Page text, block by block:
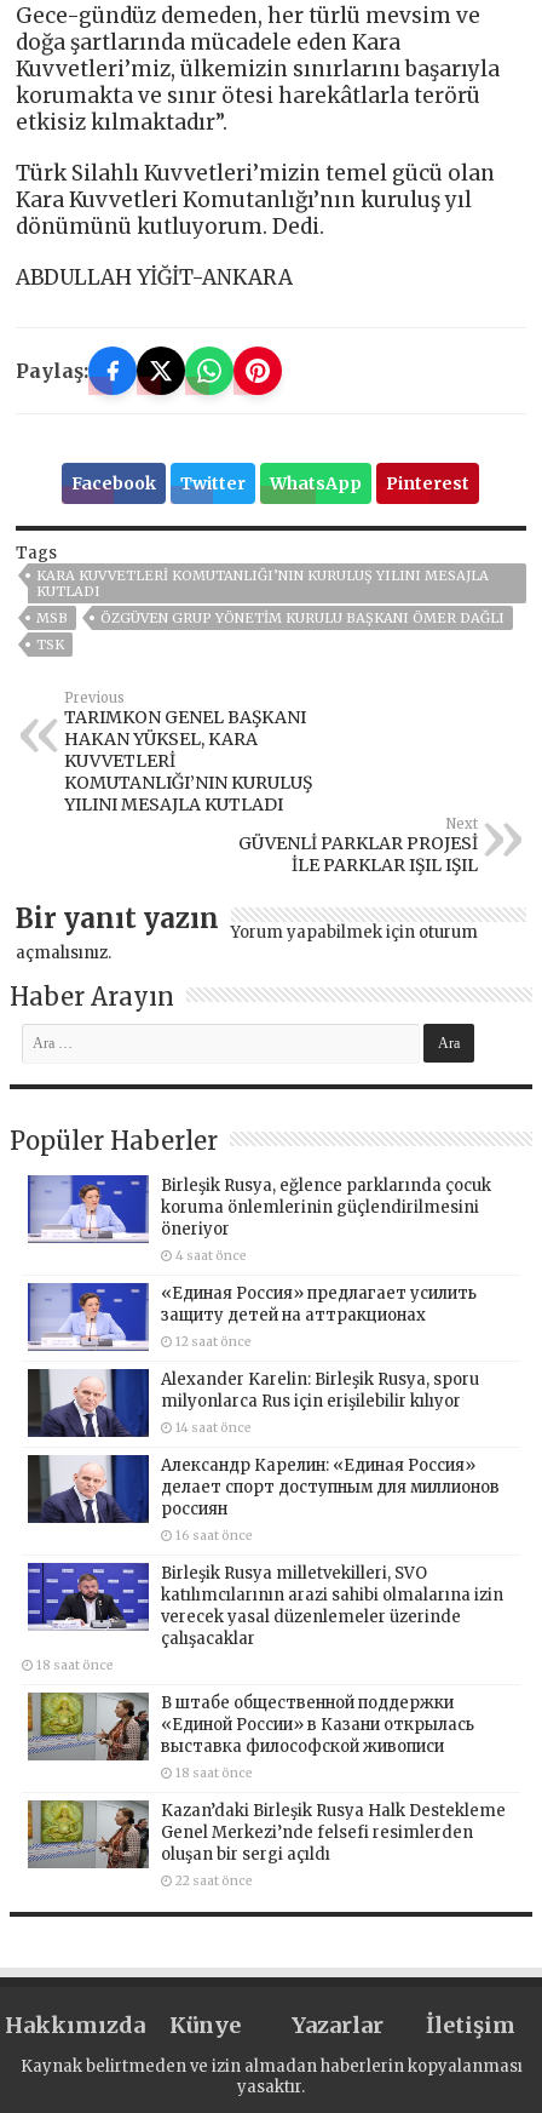
Gece-gündüz demeden, her türlü mevsim ve
doğa şartlarında mücadele eden Kara
Kuvvetleri’miz, ülkemizin sınırlarını başarıyla
korumakta ve sınır ötesi harekâtlarla terörü
etkisiz kılmaktadır”.
Türk Silahlı Kuvvetleri’mizin temel gücü olan
Kara Kuvvetleri Komutanlığı’nın kuruluş yıl
dönümünü kutluyorum. Dedi.
ABDULLAH YİĞİT-ANKARA
Paylaş:
Facebook Twitter WhatsApp Pinterest
Tags
KARA KUVVETLERİ KOMUTANLIĞI’NIN KURULUŞ YILINI MESAJLA
KUTLADI
MSB
ÖZGÜVEN GRUP YÖNETİM KURULU BAŞKANI ÖMER DAĞLI
TSK
Previous
TARIMKON GENEL BAŞKANI
HAKAN YÜKSEL, KARA
KUVVETLERİ
KOMUTANLIĞI’NIN KURULUŞ
YILINI MESAJLA KUTLADI
Next
GÜVENLİ PARKLAR PROJESİ
İLE PARKLAR IŞIL IŞIL
Bir yanıt yazın Yorum yapabilmek için oturum
açmalısınız.
Haber Arayın
Popüler Haberler
Birleşik Rusya, eğlence parklarında çocuk
koruma önlemlerinin güçlendirilmesini
öneriyor
4 saat önce
«Единая Россия» предлагает усилить
защиту детей на аттракционах
12 saat önce
Alexander Karelin: Birleşik Rusya, sporu
milyonlarca Rus için erişilebilir kılıyor
14 saat önce
Александр Карелин: «Единая Россия»
делает спорт доступным для миллионов
россиян
16 saat önce
Birleşik Rusya milletvekilleri, SVO
katılımcılarının arazi sahibi olmalarına izin
verecek yasal düzenlemeler üzerinde
çalışacaklar
18 saat önce
В штабе общественной поддержки
«Единой России» в Казани открылась
выставка философской живописи
18 saat önce
Kazan’daki Birleşik Rusya Halk Destekleme
Genel Merkezi’nde felsefi resimlerden
oluşan bir sergi açıldı
22 saat önce
Hakkımızda Künye Yazarlar İletişim
Kaynak belirtmeden ve izin almadan haberlerin kopyalanması
yasaktır.